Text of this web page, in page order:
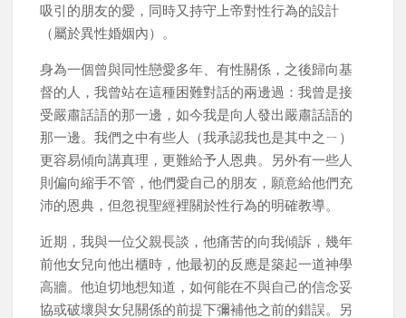
吸引的朋友的愛，同時又持守上帝對性行為的設計
（屬於異性婚姻內）。
身為一個曾與同性戀愛多年、有性關係，之後歸向基
督的人，我曾站在這種困難對話的兩邊過：我曾是接
受嚴肅話語的那一邊，如今我是向人發出嚴肅話語的
那一邊。我們之中有些人（我承認我也是其中之ㄧ）
更容易傾向講真理，更難給予人恩典。另外有一些人
則偏向縮手不管，他們愛自己的朋友，願意給他們充
沛的恩典，但忽視聖經裡關於性行為的明確教導。
近期，我與一位父親長談，他痛苦的向我傾訴，幾年
前他女兒向他出櫃時，他最初的反應是築起一道神學
高牆。他迫切地想知道，如何能在不與自己的信念妥
協或破壞與女兒關係的前提下彌補他之前的錯誤。另